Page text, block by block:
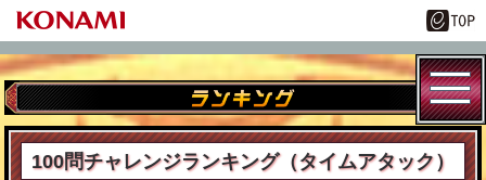
100問チャレンジランキング（タイムアタック）